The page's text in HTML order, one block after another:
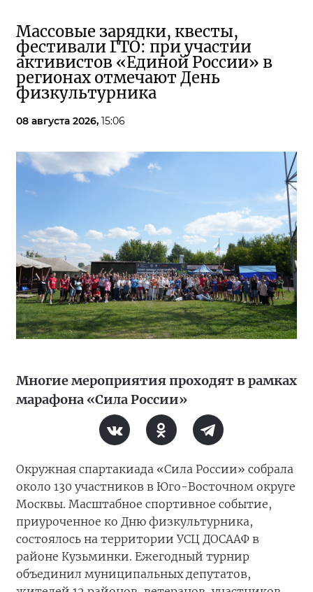
Массовые зарядки, квесты,
фестивали ГТО: при участии
активистов «Единой России» в
регионах отмечают День
физкультурника
08 августа 2026, 15:06
Многие мероприятия проходят в рамках
марафона «Сила России»
Окружная спартакиада «Сила России» собрала
около 130 участников в Юго-Восточном округе
Москвы. Масштабное спортивное событие,
приуроченное ко Дню физкультурника,
состоялось на территории УСЦ ДОСААФ в
районе Кузьминки. Ежегодный турнир
объединил муниципальных депутатов,